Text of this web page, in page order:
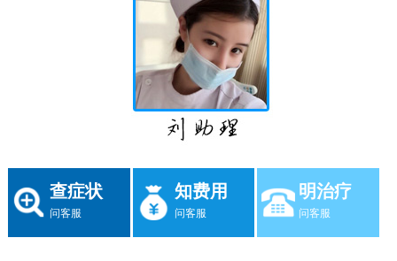
查症状
问客服
知费用
问客服
明治疗
问客服